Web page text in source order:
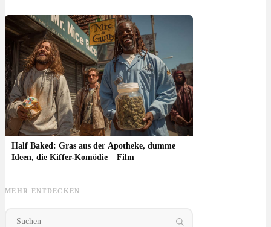
Half Baked: Gras aus der Apotheke, dumme
Ideen, die Kiffer-Komödie – Film
MEHR ENTDECKEN